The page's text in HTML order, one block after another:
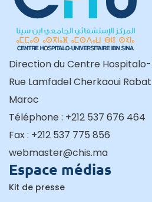
Direction du Centre
Rue Lamfadel Cherkaoui
Maroc
Téléphone : +212 537 676 464
Fax : +212 537 775 856
webmaster@chis.ma
Espace médias
Kit de presse